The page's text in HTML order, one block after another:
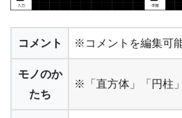
コメント ※コメントを編集可
モノのか
たち
※「直方体」「円柱